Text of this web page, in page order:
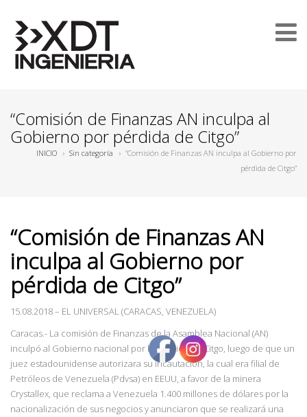
“Comisión de Finanzas AN inculpa al
Gobierno por pérdida de Citgo”
INICIO › Sin categoría › “Comisión de Finanzas AN inculpa al Gobierno por
pérdida de Citgo”
“Comisión de Finanzas AN
inculpa al Gobierno por
pérdida de Citgo”
15.08.2018– EL UNIVERSAL (CARACAS, VENEZUELA)
Caracas.- La comisión de Finanzas de la Asamblea Nacional (AN)
inculpó al Gobierno nacional por la pérdida de Citgo, luego de que un
juez estadounidense autorizara su incautación, la cual era filial de
Petróleos de Venezuela (Pdvsa) en EEUU, a favor de la minera
Crystallex, que reclama a Venezuela 1.400 millones de dólares por la
nacionalización de sus negocios y anunciaron que se realizará una